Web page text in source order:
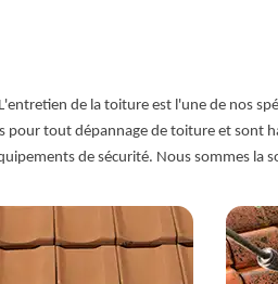
de la toiture est l'une de nos
tout dépannage de toiture et sont
de sécurité. Nous sommes la